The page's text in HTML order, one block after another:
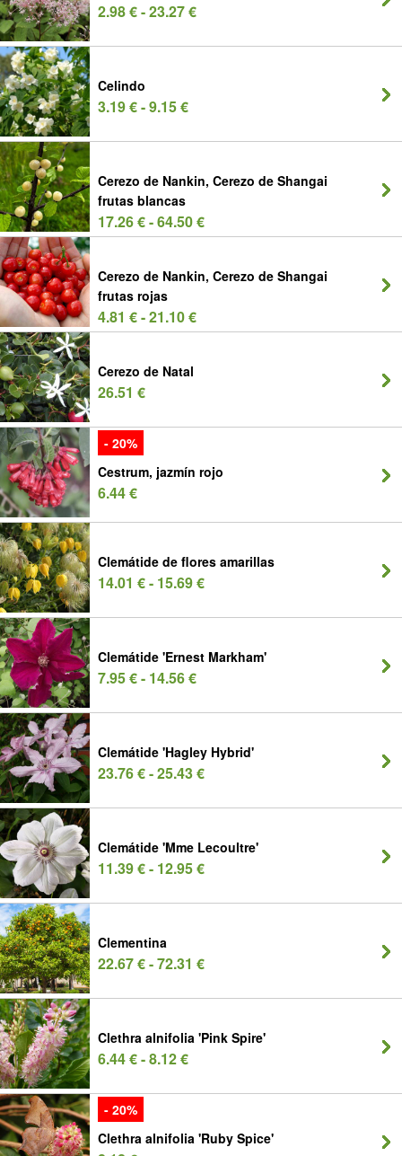
2.98 € - 23.27 €
Celindo
3.19 € - 9.15 €
Cerezo de Nankin, Cerezo de Shangai
frutas blancas
17.26 € - 64.50 €
Cerezo de Nankin, Cerezo de Shangai
frutas rojas
4.81 € - 21.10 €
Cerezo de Natal
26.51 €
- 20%
Cestrum, jazmín rojo
6.44 €
Clemátide de flores amarillas
14.01 € - 15.69 €
Clemátide 'Ernest Markham'
7.95 € - 14.56 €
Clemátide 'Hagley Hybrid'
23.76 € - 25.43 €
Clemátide 'Mme Lecoultre'
11.39 € - 12.95 €
Clementina
22.67 € - 72.31 €
Clethra alnifolia 'Pink Spire'
6.44 € - 8.12 €
- 20%
Clethra alnifolia 'Ruby Spice'